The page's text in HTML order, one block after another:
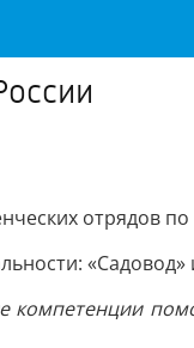
отрядов